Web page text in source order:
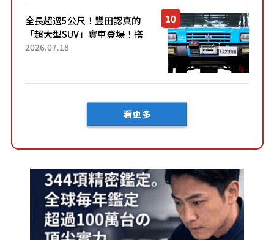
車？...
全長超過5公尺！豐田認真的
「超大型SUV」實車登場！搭
載後輪也會轉向的「四輪轉
「Mega C...
2026.07.18
看更多